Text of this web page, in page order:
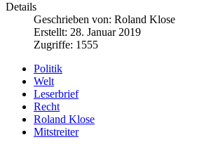
Details
Geschrieben von: Roland Klose
Erstellt: 28. Januar 2019
Zugriffe: 1555
Politik
Welt
Leserbrief
Recht
Roland Klose
Mitstreiter